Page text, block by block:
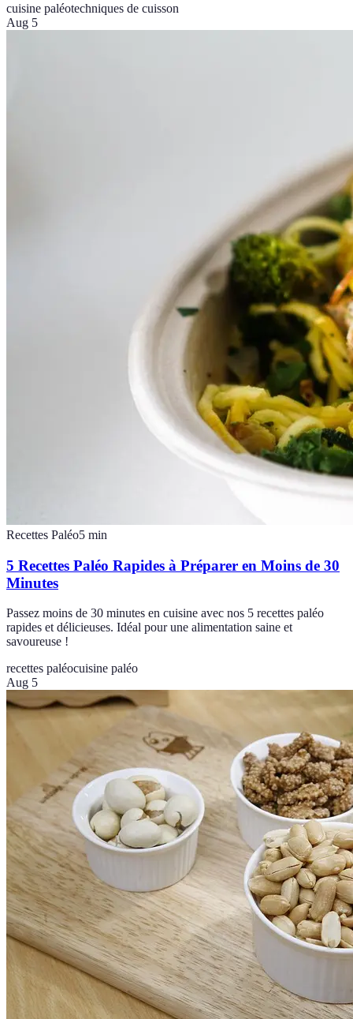
cuisine paléotechniques de cuisson
Aug 5
Recettes Paléo5 min
5 Recettes Paléo Rapides à Préparer en Moins de 30
Minutes
Passez moins de 30 minutes en cuisine avec nos 5 recettes paléo
rapides et délicieuses. Idéal pour une alimentation saine et
savoureuse !
recettes paléocuisine paléo
Aug 5